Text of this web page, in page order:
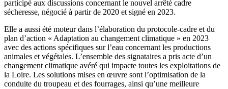
participé aux discussions concernant le nouvel arrêté cadre
sécheresse, négocié à partir de 2020 et signé en 2023.
Elle a aussi été moteur dans l’élaboration du protocole-cadre et du
plan d’action « Adaptation au changement climatique » en 2023
avec des actions spécifiques sur l’eau concernant les productions
animales et végétales. L’ensemble des signataires a pris acte d’un
changement climatique avéré qui impacte toutes les exploitations de
la Loire. Les solutions mises en œuvre sont l’optimisation de la
conduite du troupeau et des fourrages, ainsi qu’une meilleure